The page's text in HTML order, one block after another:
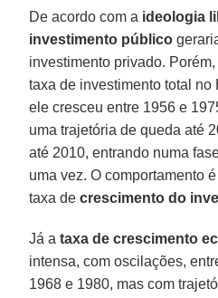
De acordo com a ideologia
investimento público
investimento privado.
taxa de investimento total
ele cresceu entre 1956 e
uma trajetória de queda até
até 2010, entrando numa
uma vez. O comportamento
taxa decrescimento do
Já ataxa de crescimento
intensa, com oscilações,
1968 e 1980, mas com